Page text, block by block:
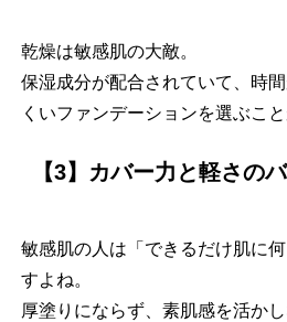
乾燥は敏感肌の大敵。
保湿成分が配合されていて、時
くいファンデーションを選ぶこ
【3】カバー力と軽さの
敏感肌の人は「できるだけ肌に
すよね。
厚塗りにならず、素肌感を活か